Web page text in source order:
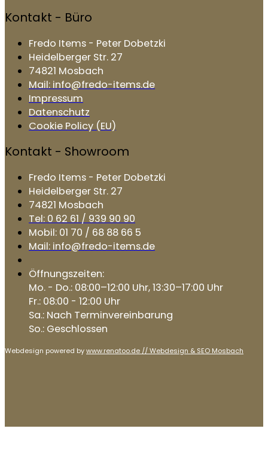
Kontakt - Büro
Fredo Items - Peter Dobetzki
Heidelberger Str. 27
74821 Mosbach
Mail: info@fredo-items.de
Impressum
Datenschutz
Cookie Policy (EU)
Kontakt - Showroom
Fredo Items - Peter Dobetzki
Heidelberger Str. 27
74821 Mosbach
Tel: 0 62 61 / 939 90 90
Mobil: 01 70 / 68 88 66 5
Mail: info@fredo-items.de
Öffnungszeiten:
Mo. - Do.: 08:00–12:00 Uhr, 13:30–17:00 Uhr
Fr.: 08:00 - 12:00 Uhr
Sa.: Nach Terminvereinbarung
So.: Geschlossen
Webdesign powered bywww.renatoo.de // Webdesign & SEO Mosbach